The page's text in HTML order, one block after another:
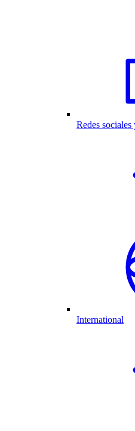
Redes sociales
International